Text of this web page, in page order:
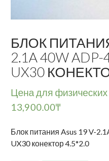
БЛОК ПИТАНИЯ
2.1A 40W ADP-
UX30
Цена для
13,900.00₸
Блок питания Asus 19 V-
UX30 конектор 4.5*2.0